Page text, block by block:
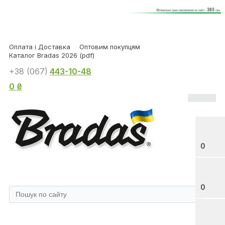
Оплата і Доставка
Оптовим покупцям
Каталог Bradas 2026 (pdf)
0
0
+38 (067) 443-10-48
0 ₴